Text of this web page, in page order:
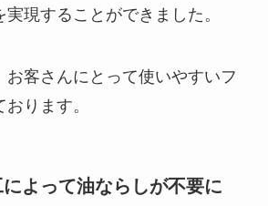
現することができました。
お客さんにとって使いやすいフ
ります。
よって油ならしが不要に